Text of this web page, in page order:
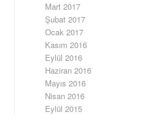
Mart 2017
Şubat 2017
Ocak 2017
Kasım 2016
Eylül 2016
Haziran 2016
Mayıs 2016
Nisan 2016
Eylül 2015